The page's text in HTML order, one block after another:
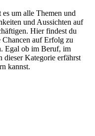
um alle Themen und
und Aussichten auf
Hier findest du
Chancen auf Erfolg zu
Egal ob im Beruf, im
dieser Kategorie erfährst
kannst.